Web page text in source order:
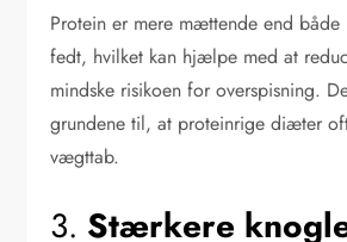
Protein er mere mættende end både
fedt, hvilket kan hjælpe med at
mindske risikoen for overspisning.
grundene til, at proteinrige diæter
vægttab.
3. Stærkere